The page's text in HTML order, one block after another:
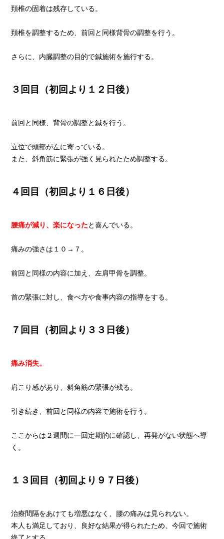
頚椎の固着は残存している。
頚椎を調整するため、前回と同様背骨の調整を行う。
さらに、内臓調整の目的で鍼施術を施行する。
３回目（初回より１２日後）
前回と同様、背骨の調整と鍼を行う。
立位で頭部が左に寄っている。
また、斜角筋に緊張が強く見られたため調整する。
４回目（初回より１６日後）
腰痛が減り、楽になったと喜んでいる。
痛みの強さは１０→７。
前回と同様の内容に加え、左肩甲骨を調整。
首の緊張に対し、食べ方や食事内容の指導をする。
７回目（初回より３３日後）
痛み消失。
肩こり感があり、斜角筋の緊張が残る。
引き続き、前回と同様の内容で施術を行う。
ここからは２週間に一回定期的に確認し、再発がない状態へ導
く。
１３回目（初回より９７日後）
治療間隔をあけても増悪はなく、腰の痛みは見られない。
本人も満足しており、良好な結果が得られたため、今回で施術